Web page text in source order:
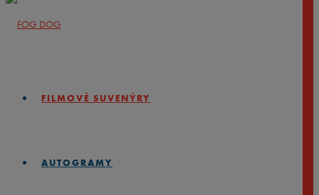
FILMOVÉ SUVENÝRY
AUTOGRAMY